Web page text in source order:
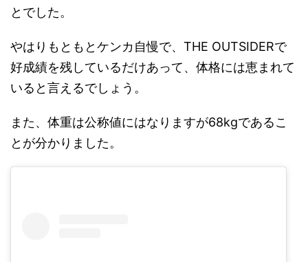
とでした。
やはりもともとケンカ自慢で、THE OUTSIDERで
好成績を残しているだけあって、体格には恵まれて
いると言えるでしょう。
また、体重は公称値にはなりますが68kgであるこ
とが分かりました。